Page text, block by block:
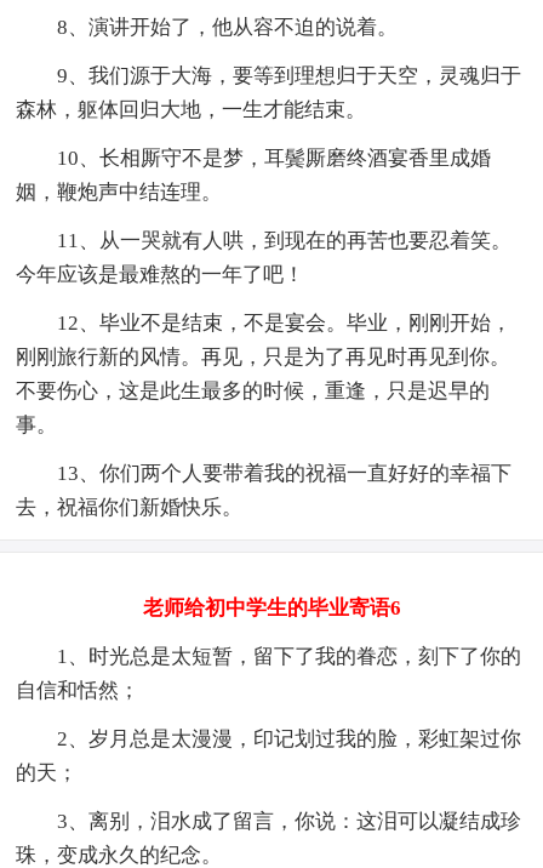
8、演讲开始了，他从容不迫的说着。
9、我们源于大海，要等到理想归于天空，灵魂归于
森林，躯体回归大地，一生才能结束。
10、长相厮守不是梦，耳鬓厮磨终酒宴香里成婚
姻，鞭炮声中结连理。
11、从一哭就有人哄，到现在的再苦也要忍着笑。
今年应该是最难熬的一年了吧！
12、毕业不是结束，不是宴会。毕业，刚刚开始，
刚刚旅行新的风情。再见，只是为了再见时再见到你。
不要伤心，这是此生最多的时候，重逢，只是迟早的
事。
13、你们两个人要带着我的祝福一直好好的幸福下
去，祝福你们新婚快乐。
老师给初中学生的毕业寄语6
1、时光总是太短暂，留下了我的眷恋，刻下了你的
自信和恬然；
2、岁月总是太漫漫，印记划过我的脸，彩虹架过你
的天；
3、离别，泪水成了留言，你说：这泪可以凝结成珍
珠，变成永久的纪念。